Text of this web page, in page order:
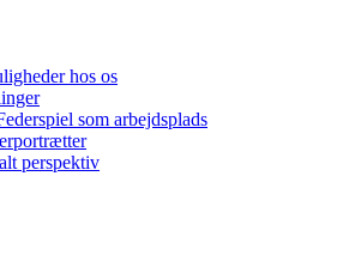
hos os
som arbejdsplads
perspektiv